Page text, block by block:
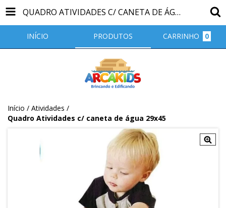
QUADRO ATIVIDADES C/ CANETA DE ÁGUA 29X45
INÍCIO PRODUTOS CARRINHO 0
Início / Atividades /
Quadro Atividades c/ caneta de água 29x45